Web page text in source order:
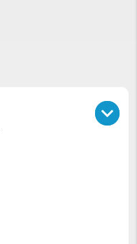
keyboard_arrow_up
keyboard_arrow_down